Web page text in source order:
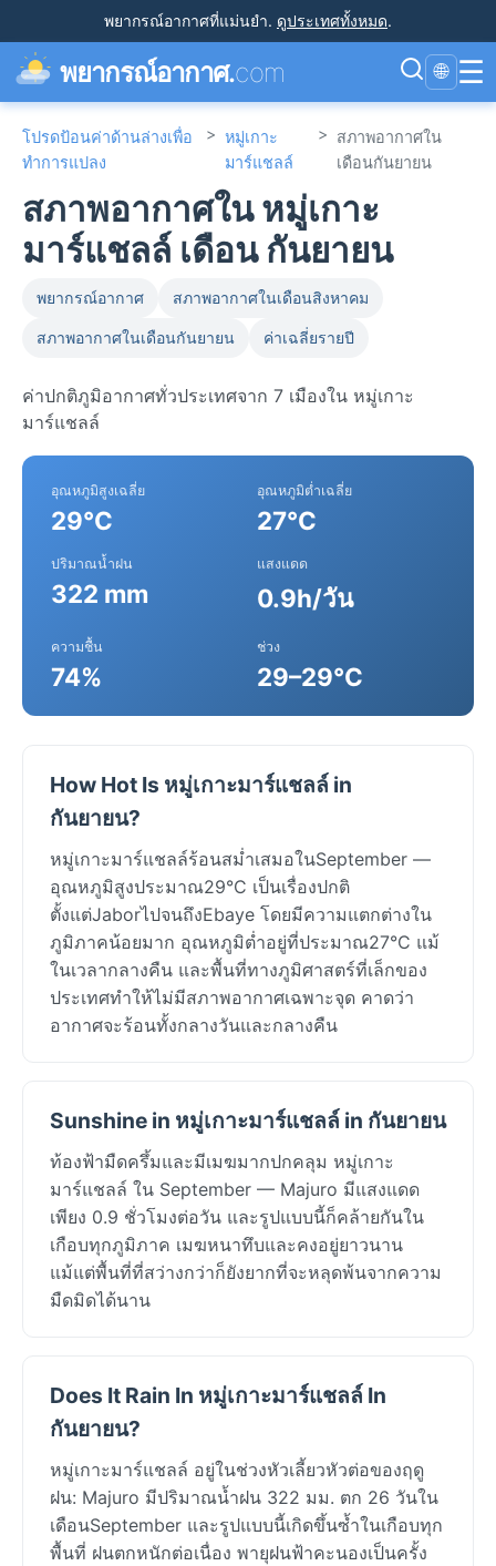
พยากรณ์อากาศที่แม่นยำ. ดูประเทศทั้งหมด.
พยากรณ์อากาศ.com 🌐 ☰
โปรดป้อนค่าด้านล่างเพื่อ
ทำการแปลง
> หมู่เกาะ
มาร์แชลล์
> สภาพอากาศใน
เดือนกันยายน
สภาพอากาศใน หมู่เกาะ
มาร์แชลล์ เดือน กันยายน
พยากรณ์อากาศ สภาพอากาศในเดือนสิงหาคม
สภาพอากาศในเดือนกันยายน ค่าเฉลี่ยรายปี
ค่าปกติภูมิอากาศทั่วประเทศจาก 7 เมืองใน หมู่เกาะ
มาร์แชลล์
อุณหภูมิสูงเฉลี่ย
29°C
อุณหภูมิต่ำเฉลี่ย
27°C
ปริมาณน้ำฝน
322 mm
แสงแดด
0.9h/วัน
ความชื้น
74%
ช่วง
29–29°C
How Hot Is หมู่เกาะมาร์แชลล์ in
กันยายน?
หมู่เกาะมาร์แชลล์ร้อนสม่ำเสมอในSeptember —
อุณหภูมิสูงประมาณ29°C เป็นเรื่องปกติ
ตั้งแต่JaborไปจนถึงEbaye โดยมีความแตกต่างใน
ภูมิภาคน้อยมาก อุณหภูมิต่ำอยู่ที่ประมาณ27°C แม้
ในเวลากลางคืน และพื้นที่ทางภูมิศาสตร์ที่เล็กของ
ประเทศทำให้ไม่มีสภาพอากาศเฉพาะจุด คาดว่า
อากาศจะร้อนทั้งกลางวันและกลางคืน
Sunshine in หมู่เกาะมาร์แชลล์ in กันยายน
ท้องฟ้ามืดครึ้มและมีเมฆมากปกคลุม หมู่เกาะ
มาร์แชลล์ ใน September — Majuro มีแสงแดด
เพียง 0.9 ชั่วโมงต่อวัน และรูปแบบนี้ก็คล้ายกันใน
เกือบทุกภูมิภาค เมฆหนาทึบและคงอยู่ยาวนาน
แม้แต่พื้นที่ที่สว่างกว่าก็ยังยากที่จะหลุดพ้นจากความ
มืดมิดได้นาน
Does It Rain In หมู่เกาะมาร์แชลล์ In
กันยายน?
หมู่เกาะมาร์แชลล์ อยู่ในช่วงหัวเลี้ยวหัวต่อของฤดู
ฝน: Majuro มีปริมาณน้ำฝน 322 มม. ตก 26 วันใน
เดือนSeptember และรูปแบบนี้เกิดขึ้นซ้ำในเกือบทุก
พื้นที่ ฝนตกหนักต่อเนื่อง พายุฝนฟ้าคะนองเป็นครั้ง